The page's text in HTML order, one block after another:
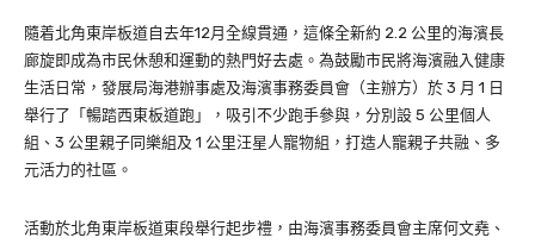
隨着北角東岸板道自去年12月全線貫通，這條全新約 2.2 公里的海濱長
廊旋即成為市民休憩和運動的熱門好去處。為鼓勵市民將海濱融入健康
生活日常，發展局海港辦事處及海濱事務委員會（主辦方）於 3 月 1 日
舉行了「暢踏西東板道跑」，吸引不少跑手參與，分別設 5 公里個人
組、3 公里親子同樂組及 1 公里汪星人寵物組，打造人寵親子共融、多
元活力的社區。
活動於北角東岸板道東段舉行起步禮，由海濱事務委員會主席何文堯、